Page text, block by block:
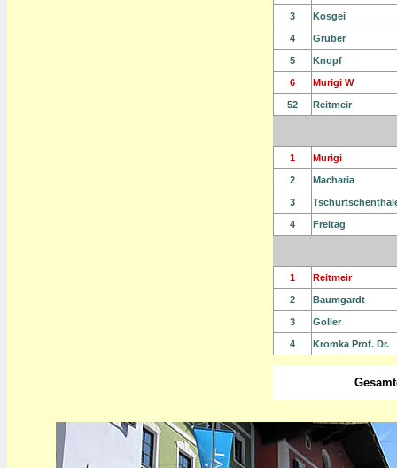
3 Kosgei
4 Gruber
5 Knopf
6 Murigi W
52 Reitmeir
1 Murigi
2 Macharia
3
4 Freitag
1 Reitmeir
2 Baumgardt
3 Goller
4 Kromka Prof. Dr.